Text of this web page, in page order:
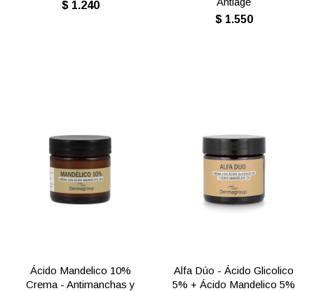
$ 1.240
$ 1.550
Ácido Mandelico 10%
Crema - Antimanchas y
Alfa Dúo - Ácido Glicolico
5% + Ácido Mandelico 5%